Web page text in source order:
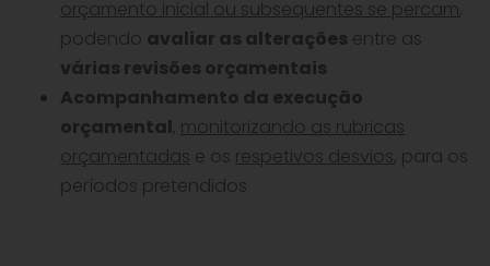
orçamento inicial ou subsequentes se percam,
podendo avaliar as alterações entre as
várias revisões orçamentais
Acompanhamento da execução
orçamental, monitorizando as rubricas
orçamentadas e os respetivos desvios, para os
períodos pretendidos